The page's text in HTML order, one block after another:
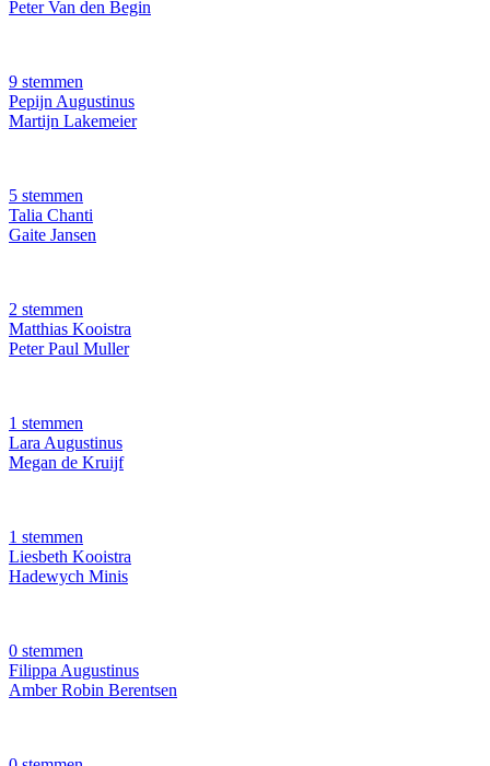
Peter Van den Begin
9 stemmen
Pepijn Augustinus
Martijn Lakemeier
5 stemmen
Talia Chanti
Gaite Jansen
2 stemmen
Matthias Kooistra
Peter Paul Muller
1 stemmen
Lara Augustinus
Megan de Kruijf
1 stemmen
Liesbeth Kooistra
Hadewych Minis
0 stemmen
Filippa Augustinus
Amber Robin Berentsen